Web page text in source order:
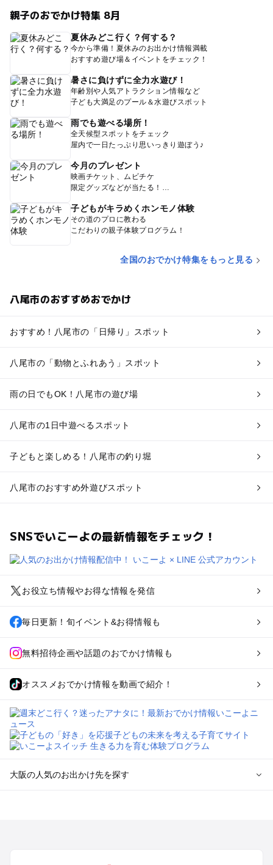
親子のおでかけ特集 8月
夏休みどこ行く？何する？
今から準備！夏休みのお出かけ情報満載
おすすめ遊び場＆イベントをチェック！
暑さに負けずに全力水遊び！
年齢別や人気アトラクション情報など
子ども大満足のプール＆水遊びスポット
雨でも遊べる場所！
全天候型スポットをチェック
屋内で一日たっぷり思いっきり遊ぼう♪
今月のプレゼント
映画チケット、ムビチケ
限定グッズなどが当たる！
子どもがキラめくホンモノ体験
その道のプロに教わる
こだわりの親子体験プログラム！
全国のおでかけ特集をもっと見る
八尾市のおすすめおでかけ
おすすめ！八尾市の「日帰り」スポット
八尾市の「動物とふれあう」スポット
雨の日でもOK！八尾市の遊び場
八尾市の1日中遊べるスポット
子どもと楽しめる！八尾市の釣り堀
八尾市のおすすめ外遊びスポット
SNSでいこーよの最新情報をチェック！
お役立ち情報やお得な情報を発信
毎日更新！旬イベント&お得情報も
無料招待企画や話題のおでかけ情報も
オススメおでかけ情報を動画で紹介！
大阪の人気のお出かけ先を探す